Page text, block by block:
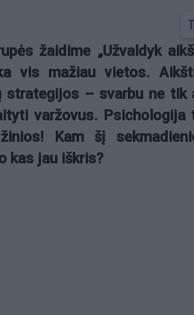
žaidime „Užvaldyk
vis mažiau vietos.
strategijos – svarbu ne tik
varžovus. Psichologija
Kam šį
kas jau iškris?